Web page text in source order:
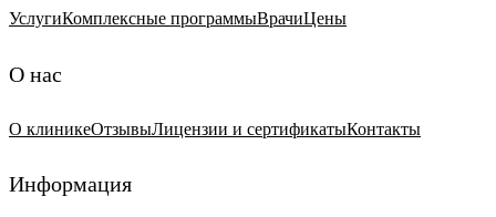
УслугиКомплексные программыВрачиЦены
О нас
О клиникеОтзывыЛицензии и сертификатыКонтакты
Информация